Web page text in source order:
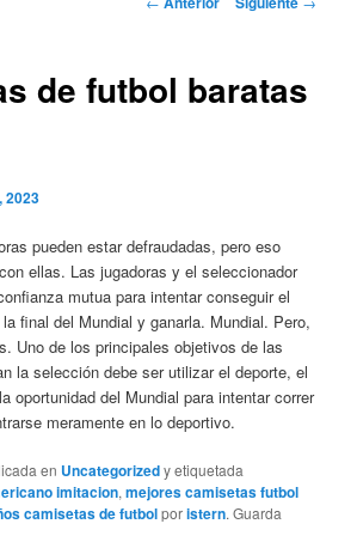
de futbol baratas
2023
pueden estar defraudadas, pero eso
ellas. Las jugadoras y el seleccionador
mutua para intentar conseguir el
final del Mundial y ganarla. Mundial. Pero,
Uno de los principales objetivos de las
la selección debe ser utilizar el deporte, el
oportunidad del Mundial para intentar correr
meramente en lo deportivo.
en Uncategorizedy etiquetada
imitacion,mejores camisetas futbol
camisetas de futbolporistern. Guarda